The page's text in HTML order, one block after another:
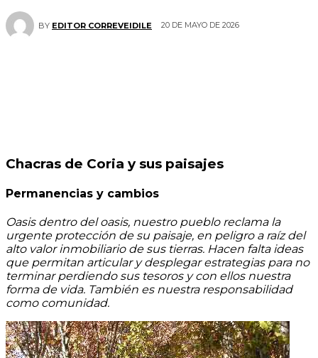
BY EDITOR CORREVEIDILE 20 DE MAYO DE 2026
Chacras de Coria y sus paisajes
Permanencias y cambios
Oasis dentro del oasis, nuestro pueblo reclama la
urgente protección de su paisaje, en peligro a raíz del
alto valor inmobiliario de sus tierras. Hacen falta ideas
que permitan articular y desplegar estrategias para no
terminar perdiendo sus tesoros y con ellos nuestra
forma de vida. También es nuestra responsabilidad
como comunidad.